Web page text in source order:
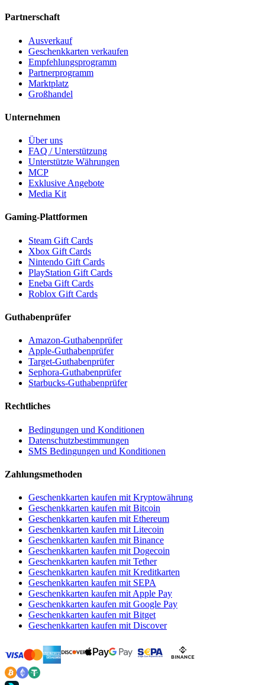
Partnerschaft
Ausverkauf
Geschenkkarten verkaufen
Empfehlungsprogramm
Partnerprogramm
Marktplatz
Großhandel
Unternehmen
Über uns
FAQ / Unterstützung
Unterstützte Währungen
MCP
Exklusive Angebote
Media Kit
Gaming-Plattformen
Steam Gift Cards
Xbox Gift Cards
Nintendo Gift Cards
PlayStation Gift Cards
Eneba Gift Cards
Roblox Gift Cards
Guthabenprüfer
Amazon-Guthabenprüfer
Apple-Guthabenprüfer
Target-Guthabenprüfer
Sephora-Guthabenprüfer
Starbucks-Guthabenprüfer
Rechtliches
Bedingungen und Konditionen
Datenschutzbestimmungen
SMS Bedingungen und Konditionen
Zahlungsmethoden
Geschenkkarten kaufen mit Kryptowährung
Geschenkkarten kaufen mit Bitcoin
Geschenkkarten kaufen mit Ethereum
Geschenkkarten kaufen mit Litecoin
Geschenkkarten kaufen mit Binance
Geschenkkarten kaufen mit Dogecoin
Geschenkkarten kaufen mit Tether
Geschenkkarten kaufen mit Kreditkarten
Geschenkkarten kaufen mit SEPA
Geschenkkarten kaufen mit Apple Pay
Geschenkkarten kaufen mit Google Pay
Geschenkkarten kaufen mit Bitget
Geschenkkarten kaufen mit Discover